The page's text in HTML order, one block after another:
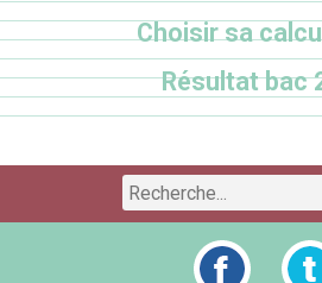
Choisir sa
Résultat bac